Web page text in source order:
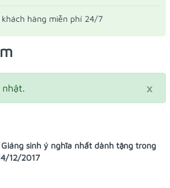
khách hàng miễn phí 24/7
×
nhật.
sinh ý nghĩa nhất dành tặng trong
12/2017